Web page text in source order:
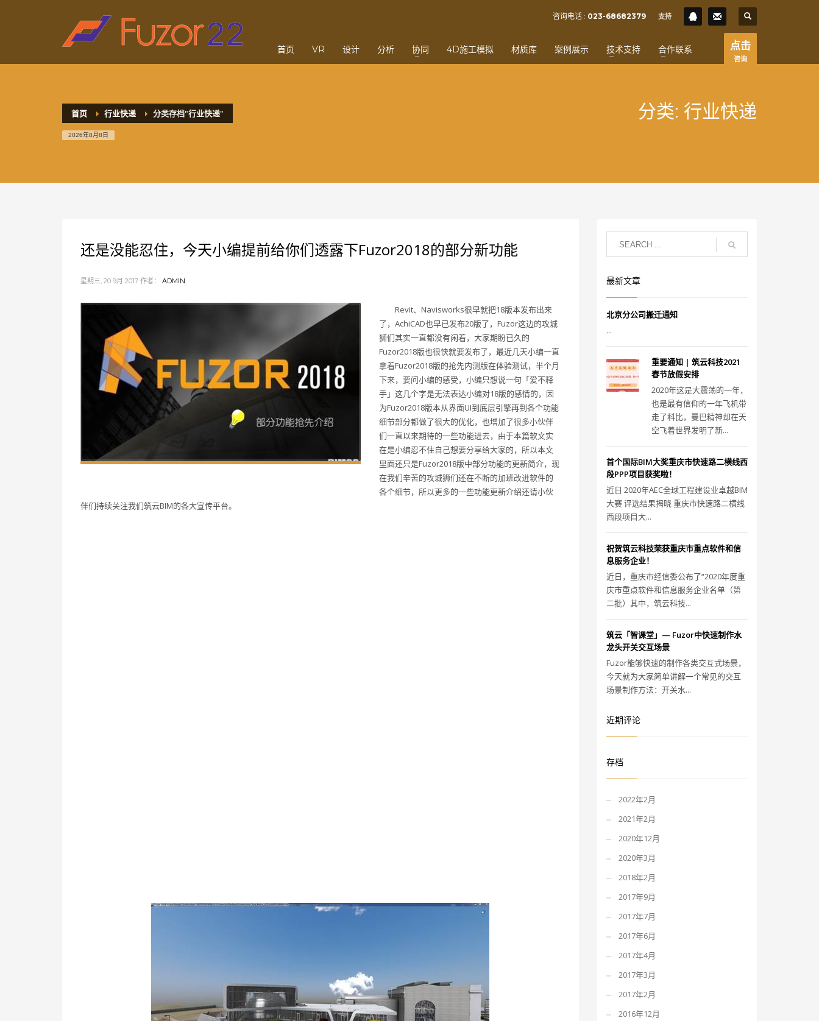
HOW TO SHOP
1 Login or create new account.
SHOWROOM HOURS
Sat - 9:00AM-5:00PM
Sundays by appointment only!
咨询电话 : 023-68682379 支持
首页 VR 设计 分析 协同 4D施工模拟 材质库 案例展示 技术支持 合作联系 点击
咨询
首页 行业快递 分类存档"行业快递"
2026年8月8日
分类: 行业快递
还是没能忍住，今天小编提前给你们透露下Fuzor2018的部分新功能
星期三, 20 9月 2017 作者： ADMIN
Revit、Navisworks很早就把18版本发布出来
了，AchiCAD也早已发布20版了，Fuzor这边的攻城
狮们其实一直都没有闲着，大家期盼已久的
Fuzor2018版也很快就要发布了，最近几天小编一直
拿着Fuzor2018版的抢先内测版在体验测试，半个月
下来，要问小编的感受，小编只想说一句「爱不释
手」这几个字是无法表达小编对18版的感情的，因
为Fuzor2018版本从界面UI到底层引擎再到各个功能
细节部分都做了很大的优化，也增加了很多小伙伴
们一直以来期待的一些功能进去，由于本篇软文实
在是小编忍不住自己想要分享给大家的，所以本文
里面还只是Fuzor2018版中部分功能的更新简介，现
在我们辛苦的攻城狮们还在不断的加班改进软件的
各个细节，所以更多的一些功能更新介绍还请小伙
伴们持续关注我们筑云BIM的各大宣传平台。
最新文章
北京分公司搬迁通知
...
重要通知 | 筑云科技2021
春节放假安排
2020年这是大震荡的一年，
也是最有信仰的一年飞机带
走了科比，曼巴精神却在天
空飞着世界发明了新...
首个国际BIM大奖重庆市快速路二横线西
段PPP项目获奖啦！
近日 2020年AEC全球工程建设业卓越BIM
大赛 评选结果揭晓 重庆市快速路二横线
西段项目大...
祝贺筑云科技荣获重庆市重点软件和信
息服务企业！
近日，重庆市经信委公布了“2020年度重
庆市重点软件和信息服务企业名单（第
二批）其中，筑云科技...
筑云「智课堂」— Fuzor中快速制作水
龙头开关交互场景
Fuzor能够快速的制作各类交互式场景，
今天就为大家简单讲解一个常见的交互
场景制作方法：开关水...
近期评论
存档
2022年2月
2021年2月
2020年12月
2020年3月
2018年2月
2017年9月
2017年7月
2017年6月
2017年4月
2017年3月
2017年2月
2016年12月